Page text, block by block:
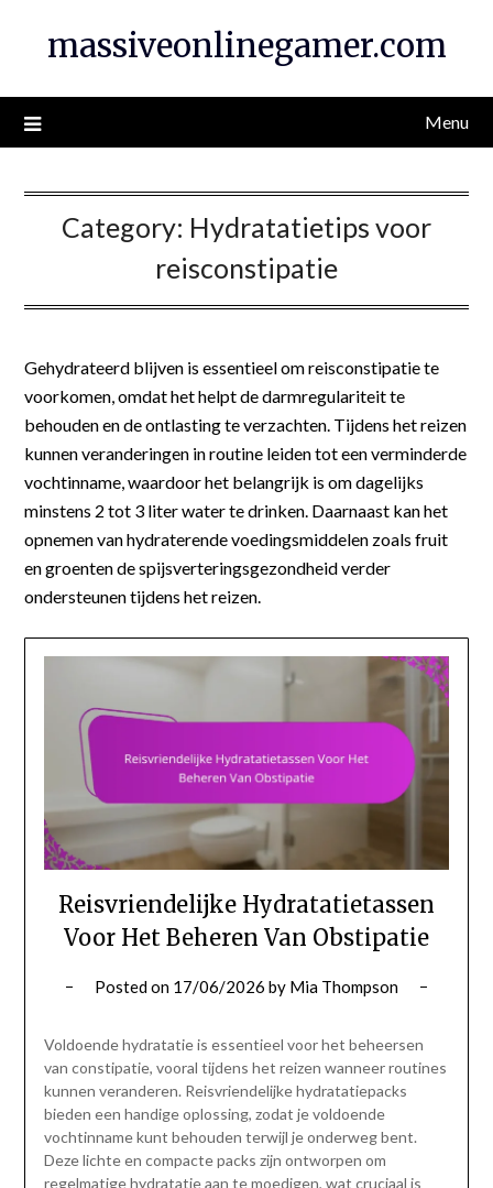
massiveonlinegamer.com
Menu
Category: Hydratatietips voor
reisconstipatie
Gehydrateerd blijven is essentieel om reisconstipatie te
voorkomen, omdat het helpt de darmregulariteit te
behouden en de ontlasting te verzachten. Tijdens het reizen
kunnen veranderingen in routine leiden tot een verminderde
vochtinname, waardoor het belangrijk is om dagelijks
minstens 2 tot 3 liter water te drinken. Daarnaast kan het
opnemen van hydraterende voedingsmiddelen zoals fruit
en groenten de spijsverteringsgezondheid verder
ondersteunen tijdens het reizen.
Reisvriendelijke Hydratatietassen
Voor Het Beheren Van Obstipatie
Posted on 17/06/2026 by Mia Thompson
Voldoende hydratatie is essentieel voor het beheersen
van constipatie, vooral tijdens het reizen wanneer routines
kunnen veranderen. Reisvriendelijke hydratatiepacks
bieden een handige oplossing, zodat je voldoende
vochtinname kunt behouden terwijl je onderweg bent.
Deze lichte en compacte packs zijn ontworpen om
regelmatige hydratatie aan te moedigen, wat cruciaal is